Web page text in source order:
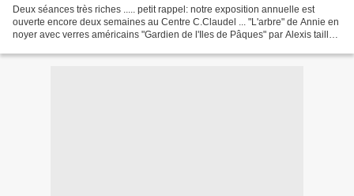
Deux séances très riches ..... petit rappel: notre exposition annuelle est
ouverte encore deux semaines au Centre C.Claudel ... "L'arbre" de Annie en
noyer avec verres américains "Gardien de l'Iles de Pâques" par Alexis taillé